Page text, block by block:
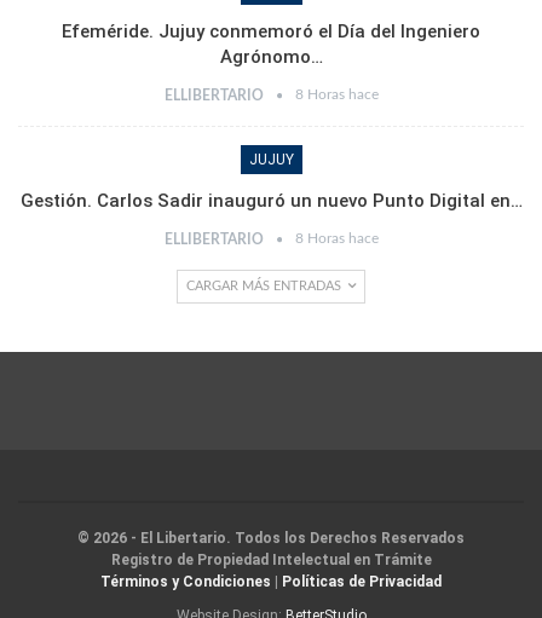
Efeméride. Jujuy conmemoró el Día del Ingeniero
Agrónomo…
ELLIBERTARIO 8 Horas hace
JUJUY
Gestión. Carlos Sadir inauguró un nuevo Punto Digital en…
ELLIBERTARIO 8 Horas hace
CARGAR MÁS ENTRADAS
© 2026 - El Libertario. Todos los Derechos Reservados
Registro de Propiedad Intelectual en Trámite
Términos y Condiciones | Políticas de Privacidad